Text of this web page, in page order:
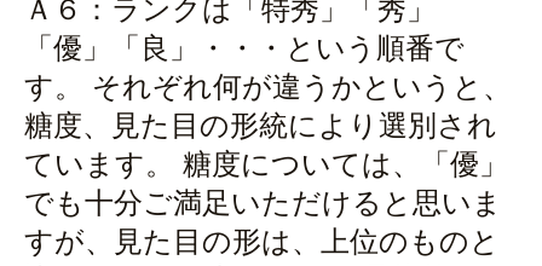
Ａ６：ランクは「特秀」「秀」
「優」「良」・・・という順番で
す。 それぞれ何が違うかというと、
糖度、見た目の形統により選別され
ています。 糖度については、「優」
でも十分ご満足いただけると思いま
すが、見た目の形は、上位のものと